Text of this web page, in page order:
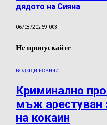
дядото на Сияна
06/08/20269 003
Не пропускайте
ВОДЕЩИ НОВИНИ
Криминално
мъж арестуван
на кокаин